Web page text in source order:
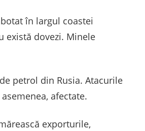
în largul coastei
există dovezi. Minele
petrol din Rusia. Atacurile
afectate.
exporturile,